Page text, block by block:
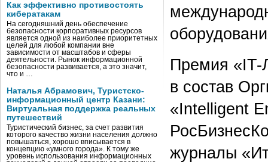
Как эффективно противостоять
кибератакам
На сегодняшний день обеспечение
безопасности корпоративных ресурсов
является одной из наиболее приоритетных
целей для любой компании вне
зависимости от масштабов и сферы
деятельности. Рынок информационной
безопасности развивается, а это значит,
что и …
Наталья Абрамович, Туристско-
информационный центр Казани:
Виртуальная поддержка реальных
путешествий
Туристический бизнес, за счет развития
которого качество жизни населения должно
повышаться, хорошо вписывается в
концепцию «умного города». К тому же
уровень использования информационных
Премия «IT-
в состав
«Intelligent
журналы